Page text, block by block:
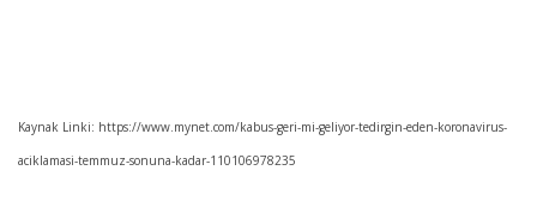
Kaynak Linki: https://www.mynet.com/kabus-geri-mi-geliyor-tedirgin-eden-koronavirus-
aciklamasi-temmuz-sonuna-kadar-110106978235